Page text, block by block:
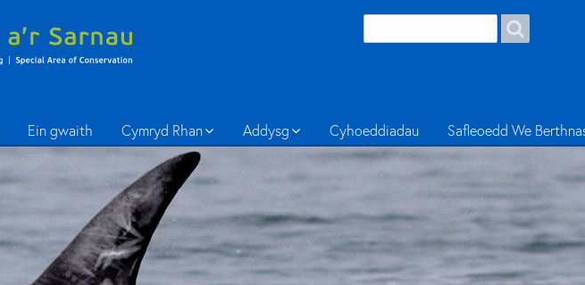
Ein gwaith Cymryd Rhan Addysg Cyhoeddiadau Safleoedd We